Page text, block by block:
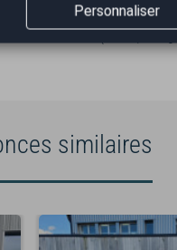
GESTION
similaires
Personnaliser